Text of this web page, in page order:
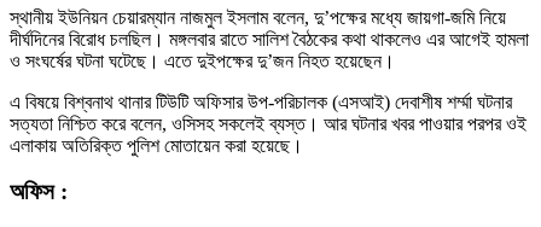
স্থানীয় ইউনিয়ন চেয়ারম্যান নাজমুল ইসলাম বলেন, দু’পক্ষের মধ্যে জায়গা-জমি নিয়ে
দীর্ঘদিনের বিরোধ চলছিল। মঙ্গলবার রাতে সালিশ বৈঠকের কথা থাকলেও এর আগেই হামলা
ও সংঘর্ষের ঘটনা ঘটেছে। এতে দুইপক্ষের দু’জন নিহত হয়েছেন।
এ বিষয়ে বিশ্বনাথ থানার টিউটি অফিসার উপ-পরিচালক (এসআই) দেবাশীষ শর্ম্মা ঘটনার
সত্যতা নিশ্চিত করে বলেন, ওসিসহ সকলেই ব্যস্ত। আর ঘটনার খবর পাওয়ার পরপর ওই
এলাকায় অতিরিক্ত পুলিশ মোতায়েন করা হয়েছে।
অফিস :